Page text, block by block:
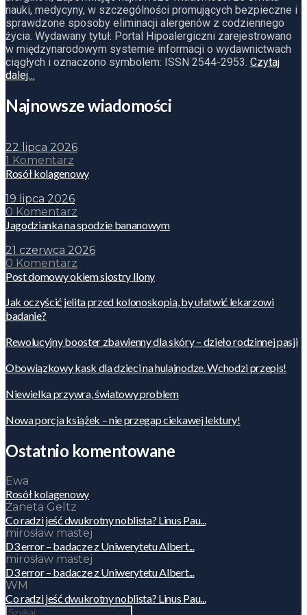
nauki, medycyny, w szczególności promujących bezpieczne i
sprawdzone sposoby eliminacji alergenów z codziennego
życia. Wydawany tytuł: Portal Hipoalergiczni zarejestrowano
w międzynarodowym systemie informacji o wydawnictwach
ciągłych i oznaczono symbolem: ISSN 2544-2953. Czytaj
dalej…
Najnowsze wiadomości
22 lipca 2026
1 Komentarz
Rosół kolagenowy
19 lipca 2026
0 Komentarz
Jagodzianka na spodzie bananowym
21 czerwca 2026
0 Komentarz
Post domowy okiem siostry Ilony
Jak oczyścić jelita przed kolonoskopią, by ułatwić lekarzowi
badanie?
Rewolucyjny booster zbawienny dla skóry – dzieło rodzinnej pasji
Obowiązkowy kask dla dzieci na hulajnodze. Wchodzi przepis!
Niewielka przywra, światowy problem
Nowa porcja książek – nie przegap ciekawej lektury!
Ostatnio komentowane
Ewa
Rosół kolagenowy
Żaneta Geltz
Co radzi jeść dwukrotny noblista? Linus Pau...
mirosław mastej
D3 error – badacze z Uniwerytetu Albert...
mirosław mastej
D3 error – badacze z Uniwerytetu Albert...
WM
Co radzi jeść dwukrotny noblista? Linus Pau...